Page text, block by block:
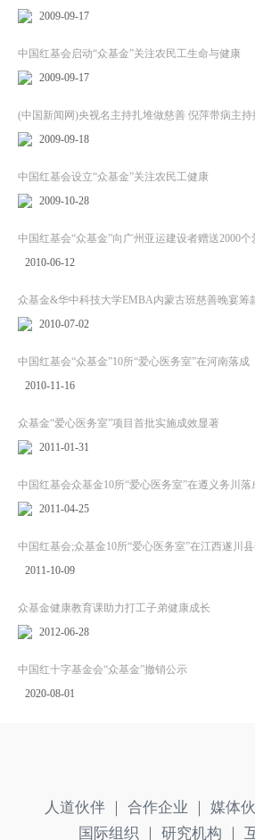
2009-09-17
中国红基会启动“众基金”关注农民工生命与健康
2009-09-17
(中国新闻网)央视名主持扎堆做慈善 倪萍带病主持
2009-09-18
中国红基会设立“众基金”关注农民工健康
2009-10-28
中国红基会“众基金”向广州亚运建设者赠送2000
2010-06-12
众基金&华中科技大学EMBA内蒙古班慈善晚宴筹
2010-07-02
中国红基会“众基金”10所“爱心医务室”在河南落成
2010-11-16
众基金“爱心医务室”项目首批实施成效显著
2011-01-31
中国红基会众基金10所“爱心医务室”在遵义务川落
2011-04-25
中国红基会;众基金10所“爱心医务室”在江西遂川
2011-10-09
众基金健康教育课助力打工子弟健康成长
2012-06-28
中国红十字基金会“众基金”撤销公示
2020-08-01
人道伙伴 ｜ 合作企业 ｜ 媒体伙
国际组织 ｜
研究机构 ｜